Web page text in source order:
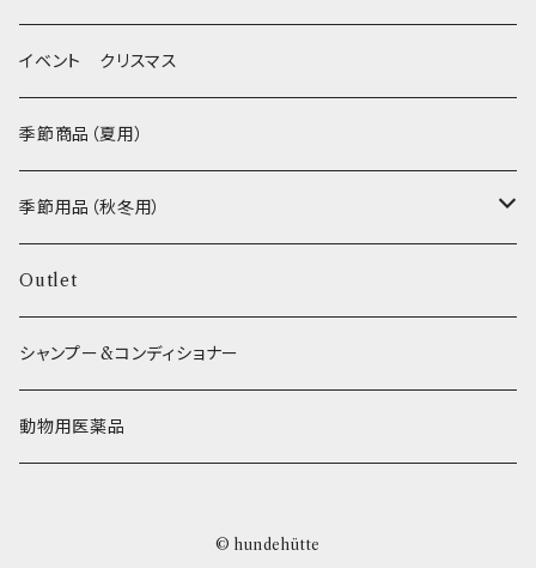
FISH
ヒマラヤチーズ！ _ loasis
わんのはな
エリール
O.C.Farm
イベント クリスマス
季節商品（夏用）
季節用品（秋冬用）
ヒーター
Outlet
シャンプー&コンディショナー
動物用医薬品
© hundehütte